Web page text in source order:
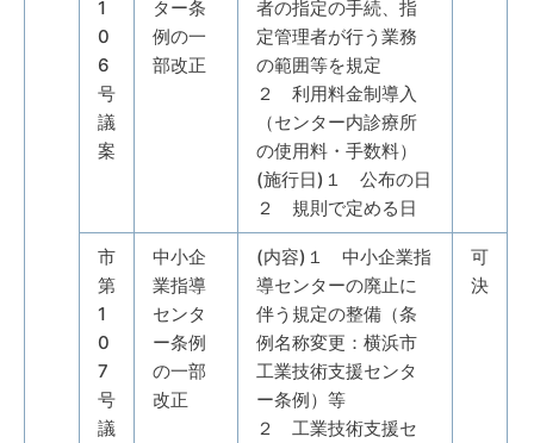
1
0
6
号
議
案
ター条
例の一
部改正
者の指定の手続、指
定管理者が行う業務
の範囲等を規定
２ 利用料金制導入
（センター内診療所
の使用料・手数料）
(施行日)１ 公布の日
２ 規則で定める日
市
第
1
0
7
号
議
中小企
業指導
センタ
ー条例
の一部
改正
(内容)１ 中小企業指
導センターの廃止に
伴う規定の整備（条
例名称変更：横浜市
工業技術支援センタ
ー条例）等
２ 工業技術支援セ
可
決